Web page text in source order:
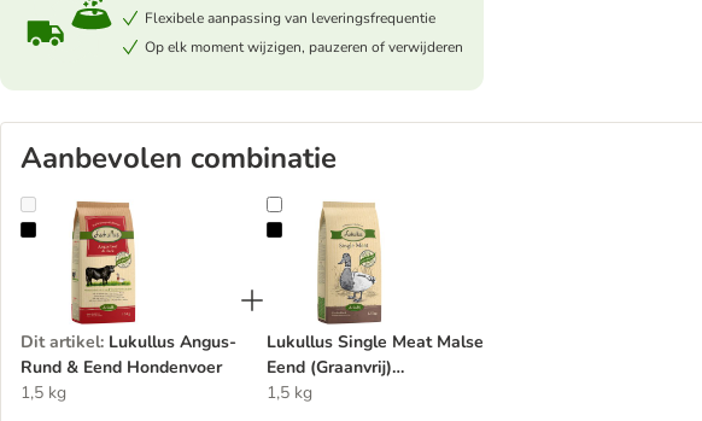
Flexibele aanpassing van leveringsfrequentie
Op elk moment wijzigen, pauzeren of verwijderen
Aanbevolen combinatie
Lukullus Angus-Rund & Eend Hondenvoer
Dit artikel: Lukullus Angus-
Rund & Eend Hondenvoer
1,5 kg
Lukullus Single Meat Malse Eend (Graanvrij) Hondenvoer
Lukullus Single Meat Malse
Eend (Graanvrij)
Hondenvoer
1,5 kg